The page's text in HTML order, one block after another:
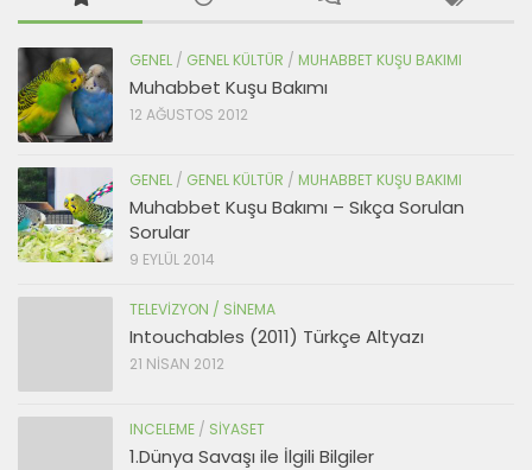
GENEL / GENEL KÜLTÜR / MUHABBET KUŞU BAKIMI
Muhabbet Kuşu Bakımı
12 AĞUSTOS 2012
GENEL / GENEL KÜLTÜR / MUHABBET KUŞU BAKIMI
Muhabbet Kuşu Bakımı – Sıkça Sorulan
Sorular
9 EYLÜL 2014
TELEVIZYON / SINEMA
Intouchables (2011) Türkçe Altyazı
21 NISAN 2012
INCELEME / SIYASET
1.Dünya Savaşı ile İlgili Bilgiler